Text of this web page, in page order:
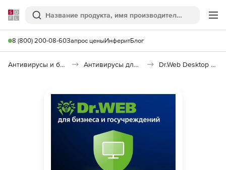
Softline
Поиск
8 (800) 200-08-60Запрос ценыИнферитБлог
Антивирусы и безопасность Антивирусы для организаций Dr.Web Desktop Security Suite